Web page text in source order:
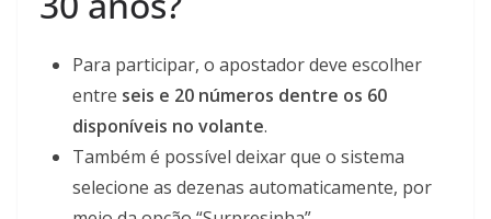
Para participar, o apostador deve escolher
entre seis e 20 números dentre os 60
disponíveis no volante.
Também é possível deixar que o sistema
selecione as dezenas automaticamente, por